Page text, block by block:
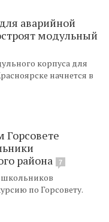
аварийной
модульный
корпуса для
начнется в
Горсовете
района
7
школьников
по Горсовету.